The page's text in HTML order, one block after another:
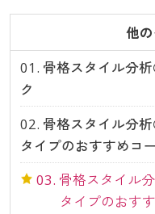
他
01. 骨格スタイル分
ク
02. 骨格スタイル分
タイプのおすすめコ
03. 骨格スタイル
タイプのおす